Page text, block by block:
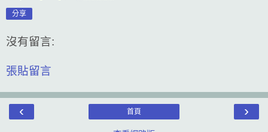
分享
沒有留言:
張貼留言
‹ ›
首頁